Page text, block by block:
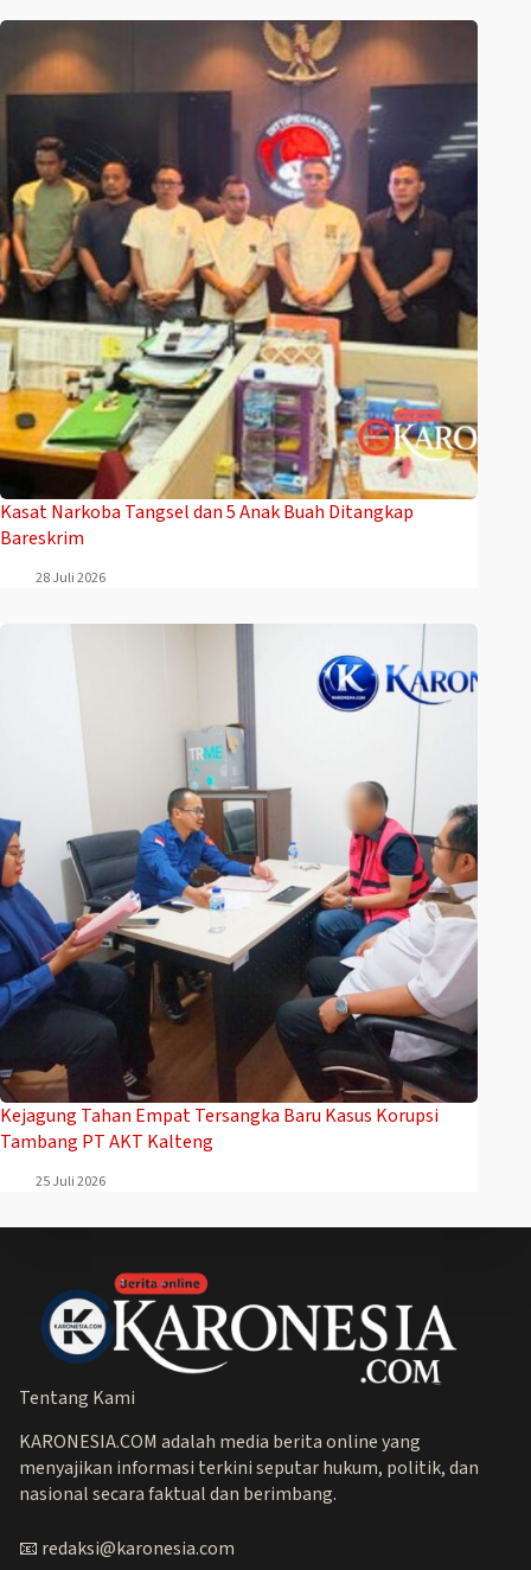
Kasat Narkoba Tangsel dan 5 Anak Buah Ditangkap
Bareskrim
28 Juli 2026
Kejagung Tahan Empat Tersangka Baru Kasus Korupsi
Tambang PT AKT Kalteng
25 Juli 2026
Tentang Kami
KARONESIA.COM adalah media berita online yang
menyajikan informasi terkini seputar hukum, politik, dan
nasional secara faktual dan berimbang.
📧 redaksi@karonesia.com